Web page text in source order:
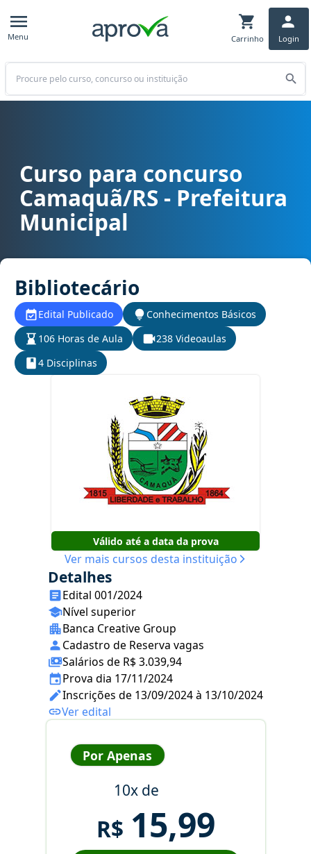
Menu Carrinho Login
Buscar
Curso para concurso Camaquã/RS - Prefeitura Municipal cargo
Curso para concurso
Camaquã/RS - Prefeitura
Municipal
Bibliotecário
Edital Publicado
Conhecimentos Básicos
106 Horas de Aula
238 Videoaulas
4 Disciplinas
Válido até a data da prova
Ver mais cursos desta instituição
Detalhes
Edital 001/2024
Nível superior
Banca Creative Group
Cadastro de Reserva vagas
Salários de R$ 3.039,94
Prova dia 17/11/2024
Inscrições de 13/09/2024 à 13/10/2024
Ver edital
Por Apenas
10x de
R$ 15,99